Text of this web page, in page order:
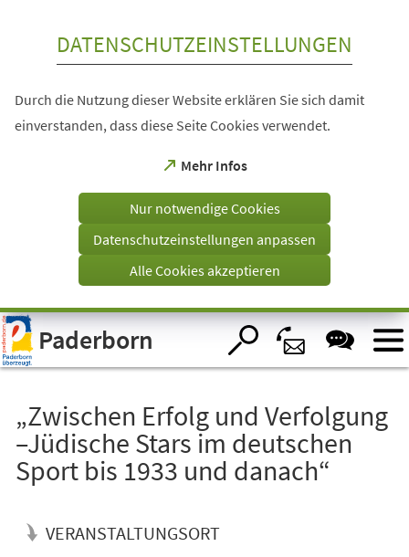
Visuelle
Assistenzsoftware
öffnen.
DATENSCHUTZEINSTELLUNGEN
Durch die Nutzung dieser Website erklären Sie sich damit
einverstanden, dass diese Seite Cookies verwendet.
Mehr Infos
(Öffnet
einem
Tab)
Nur notwendige Cookies
Datenschutzeinstellungen anpassen
Alle Cookies akzeptieren
Paderborn
„Zwischen Erfolg und Verfolgung
–Jüdische Stars im deutschen
Sport bis 1933 und danach“
VERANSTALTUNGSORT